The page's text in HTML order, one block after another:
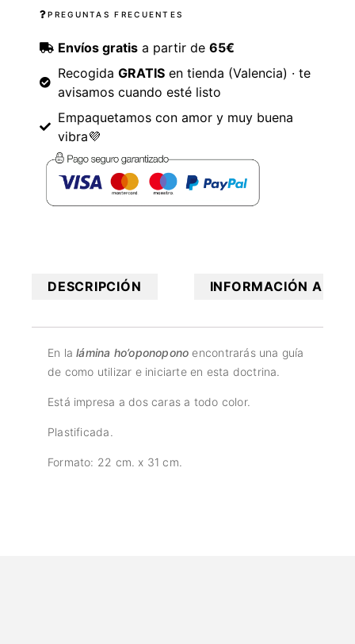
PREGUNTAS FRECUENTES
Envíos gratisa partir de 65€
Recogida GRATISen tienda (Valencia) · te
avisamos cuando esté listo
Empaquetamos con amor y muy buena
vibra💜
DESCRIPCIÓN INFORMACIÓN
En lalámina ho’oponopono encontrarás una guía
de como utilizar e iniciarte en esta doctrina.
Está impresa a dos caras a todo color.
Plastificada.
Formato: 22 cm. x 31 cm.